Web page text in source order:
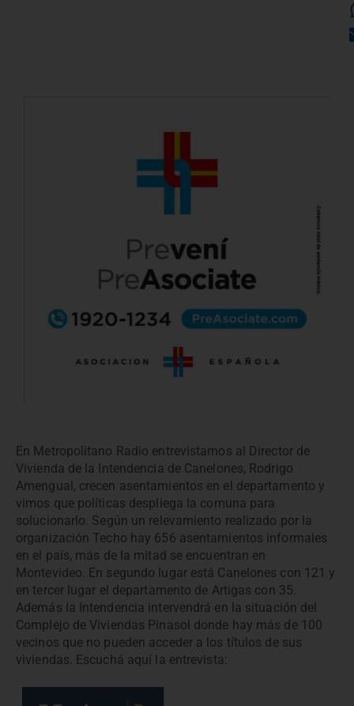
En Metropolitano Radio entrevistamos al Director de
Vivienda de la Intendencia de Canelones, Rodrigo
Amengual, crecen asentamientos en el departamento y
vimos que políticas despliega la comuna para
solucionarlo. Según un relevamiento realizado por la
organización Techo hay 656 asentamientos informales
en el país, más de la mitad se encuentran en
Montevideo. En segundo lugar está Canelones con 121 y
en tercer lugar el departamento de Artigas con 35.
Además la Intendencia intervendrá en la situación del
Complejo de Viviendas Pinasol donde hay más de 100
vecinos que no pueden acceder a los títulos de sus
viviendas. Escuchá aquí la entrevista: